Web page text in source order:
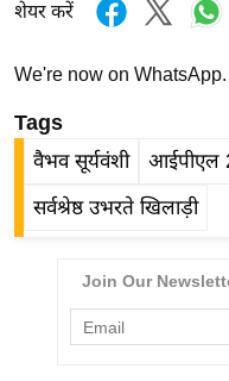
ली
वु
शेयर करें
We're now on WhatsApp.
Tags
वैभव सूर्यवंशी आईपीएल
सर्वश्रेष्ठ उभरते खिलाड़ी